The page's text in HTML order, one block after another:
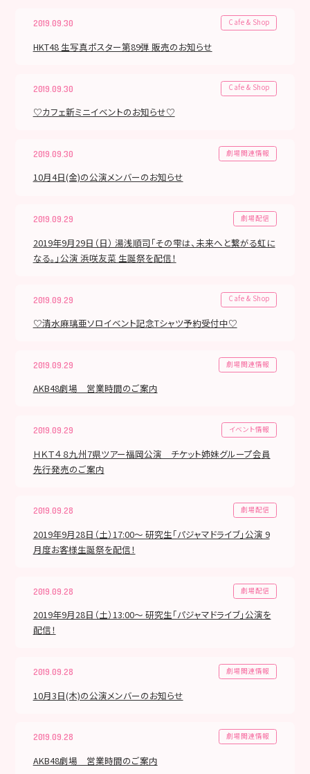
2019.09.30 Cafe & Shop
HKT48 生写真ポスター第89弾 販売のお知らせ
2019.09.30 Cafe & Shop
♡カフェ新ミニイベントのお知らせ♡
2019.09.30 劇場関連情報
10月4日(金)の公演メンバーのお知らせ
2019.09.29 劇場配信
2019年9月29日（日） 湯浅順司「その雫は、未来へと繋がる虹に
なる。」公演 浜咲友菜 生誕祭を配信！
2019.09.29 Cafe & Shop
♡清水麻璃亜ソロイベント記念Tシャツ予約受付中♡
2019.09.29 劇場関連情報
AKB48劇場 営業時間のご案内
2019.09.29 イベント情報
ＨＫＴ４８九州7県ツアー福岡公演 チケット姉妹グループ会員
先行発売のご案内
2019.09.28 劇場配信
2019年9月28日（土）17:00～ 研究生「パジャマドライブ」公演 9
月度お客様生誕祭を配信！
2019.09.28 劇場配信
2019年9月28日（土）13:00～ 研究生「パジャマドライブ」公演を
配信！
2019.09.28 劇場関連情報
10月3日(木)の公演メンバーのお知らせ
2019.09.28 劇場関連情報
AKB48劇場 営業時間のご案内